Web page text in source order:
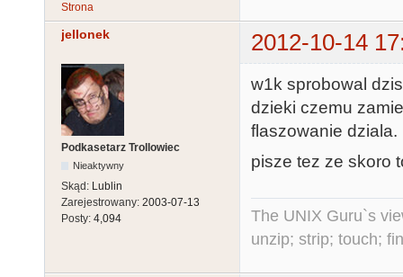
Strona
jellonek 2012-10-14
Podkasetarz Trollowiec
Nieaktywny
Skąd: Lublin
Zarejestrowany: 2003-07-13
Posty: 4,094
w1k sprobowal
dzieki czemu
flaszowanie dziala.
pisze tez ze skoro
The UNIX Guru`s
unzip; strip; touch;